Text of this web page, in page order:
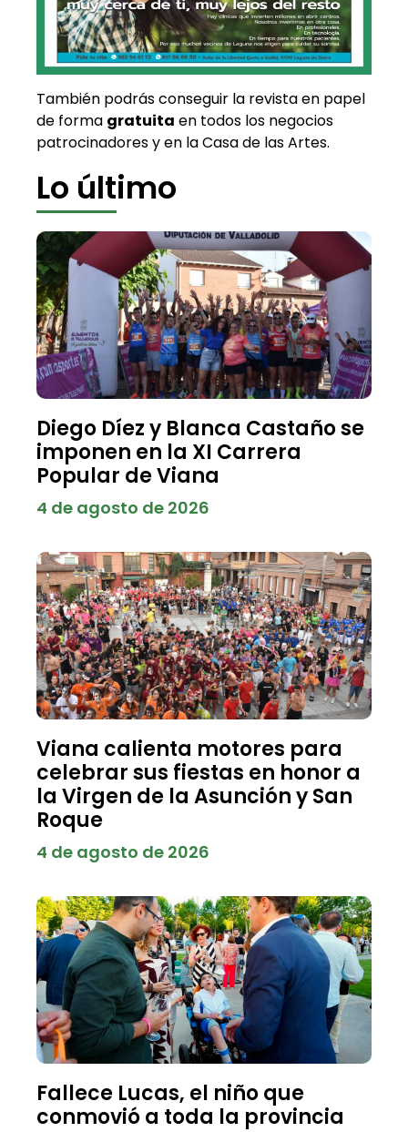
También podrás conseguir la revista en papel
de forma gratuita en todos los negocios
patrocinadores y en la Casa de las Artes.
Lo último
Diego Díez y Blanca Castaño se
imponen en la XI Carrera
Popular de Viana
4 de agosto de 2026
Viana calienta motores para
celebrar sus fiestas en honor a
la Virgen de la Asunción y San
Roque
4 de agosto de 2026
Fallece Lucas, el niño que
conmovió a toda la provincia